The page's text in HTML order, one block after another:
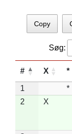
Copy
Søg:
# X *
1 *
2
X